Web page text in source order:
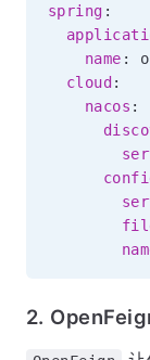
spring :
name :
cloud :
nacos :
2.